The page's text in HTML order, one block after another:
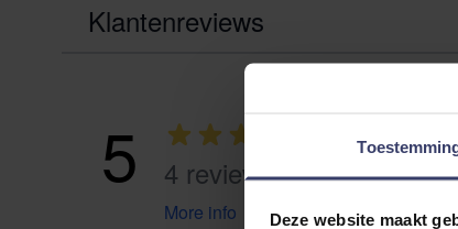
Deze website maakt
Klantenreviews
5 4 reviews
More info